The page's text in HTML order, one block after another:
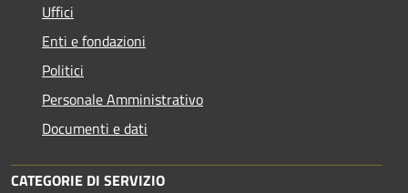
Uffici
Enti e fondazioni
Politici
Personale Amministrativo
Documenti e dati
CATEGORIE DI SERVIZIO